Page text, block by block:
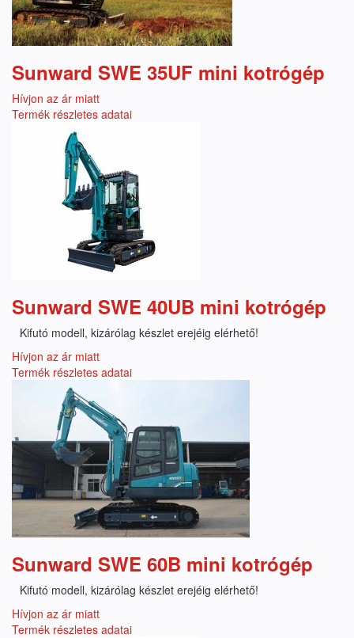
Sunward SWE 35UF mini kotrógép
Hívjon az ár miatt
Termék részletes adatai
Sunward SWE 40UB mini kotrógép
Kifutó modell, kizárólag készlet erejéig elérhető!
Hívjon az ár miatt
Termék részletes adatai
Sunward SWE 60B mini kotrógép
Kifutó modell, kizárólag készlet erejéig elérhető!
Hívjon az ár miatt
Termék részletes adatai